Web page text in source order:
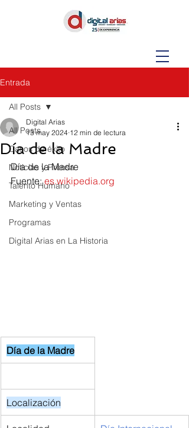
Entrada
All Posts
Casos de éxito
Noticias y Prensa
Talento Humano
Marketing y Ventas
Programas
Digital Arias en La Historia
All Posts
Día de la Madre
Digital Arias
13 may 2024 12 min de lectura
Día de la Madre
Fuente: es.wikipedia.org
Día de la Madre
Localización